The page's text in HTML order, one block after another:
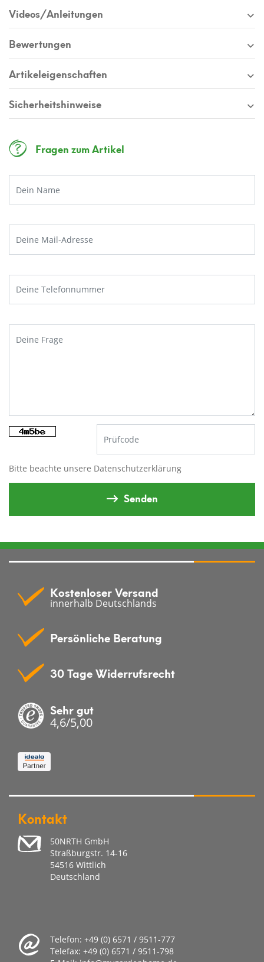
Videos/Anleitungen
Bewertungen
Artikeleigenschaften
Sicherheitshinweise
Fragen zum Artikel
Bitte beachte unsere Datenschutzerklärung
Senden
Kostenloser Versand
innerhalb Deutschlands
Persönliche Beratung
30 Tage Widerrufsrecht
Sehr gut
4,6/5,00
Kontakt
50NRTH GmbH
Straßburgstr. 14-16
54516 Wittlich
Deutschland
Telefon: +49 (0) 6571 / 9511-777
Telefax: +49 (0) 6571 / 9511-798
ab einem Einkaufswert von 250€.